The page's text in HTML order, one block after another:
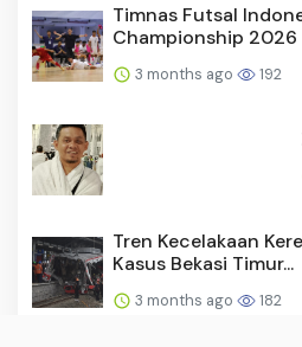
Timnas Futsal
Championship 2026
3 months ago 192
Tren Kecelakaan
Kasus Bekasi Timur...
3 months ago 182